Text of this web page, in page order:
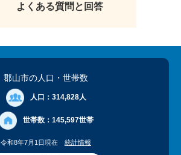
よくある質問と回答
郡山市の人口 ・世帯数
人口： 314,828人
世帯数： 145,597世帯
令和8年7月1日現在 統計情報